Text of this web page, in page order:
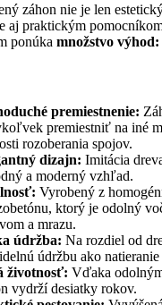
záhon nie je len
aj praktickým
ponúka množstvo výhod:
premiestnenie:
premiestniť na iné
rozoberania spojov.
dizajn: Imitácia
a moderný vzhľad.
Vyrobený z
ktorý je odolný
a mrazu.
údržba: Na rozdiel od
údržbu ako
životnosť: Vďaka
vydrží desiatky rokov.